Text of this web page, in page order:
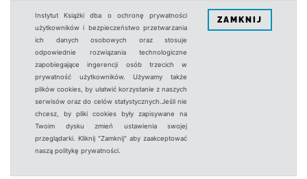
Instytut Książki dba o ochronę prywatności
użytkowników i bezpieczeństwo przetwarzania
ich danych osobowych oraz stosuje
odpowiednie rozwiązania technologiczne
zapobiegające ingerencji osób trzecich w
prywatność użytkowników. Używamy także
plików cookies, by ułatwić korzystanie z naszych
serwisów oraz do celów statystycznych.Jeśli nie
chcesz, by pliki cookies były zapisywane na
Twoim dysku zmień ustawienia swojej
przeglądarki. Kliknij "Zamknij" aby zaakceptować
naszą politykę prywatności.
ZAMKNIJ